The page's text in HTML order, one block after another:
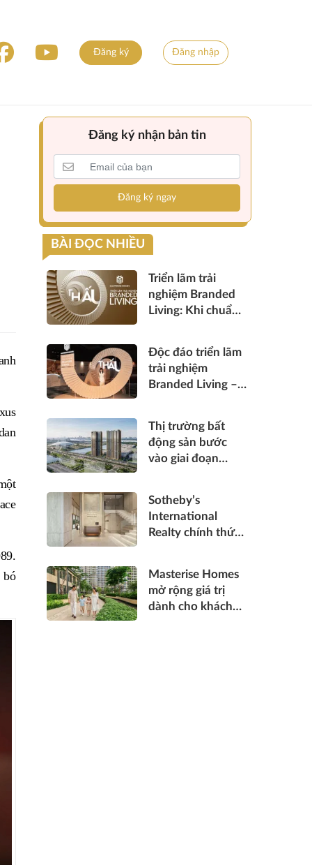
Đăng ký Đăng nhập
bó
Đăng ký nhận bản tin
Đăng ký ngay
BÀI ĐỌC NHIỀU
Triển lãm trải
nghiệm Branded
Living: Khi chuẩn
từng điểm chạm
Độc đáo triển lãm
trải nghiệm
Branded Living –
“thấu cảm” tinh
hoa về không gian
sống hàng hiệu
Thị trường bất
động sản bước
vào giai đoạn
đang dành cho ai?
Sotheby’s
International
Realty chính thức
đưa bất động sản
hạng sang kết nối
toàn cầu
Masterise Homes
mở rộng giá trị
dành cho khách